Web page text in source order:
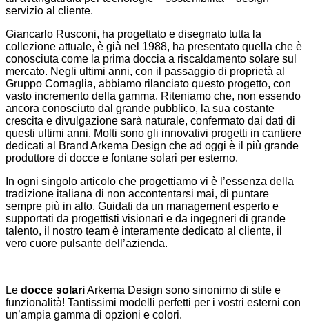
servizio al cliente.
Giancarlo Rusconi, ha progettato e disegnato tutta la
collezione attuale, è già nel 1988, ha presentato quella che è
conosciuta come la prima doccia a riscaldamento solare sul
mercato. Negli ultimi anni, con il passaggio di proprietà al
Gruppo Cornaglia, abbiamo rilanciato questo progetto, con
vasto incremento della gamma. Riteniamo che, non essendo
ancora conosciuto dal grande pubblico, la sua costante
crescita e divulgazione sarà naturale, confermato dai dati di
questi ultimi anni. Molti sono gli innovativi progetti in cantiere
dedicati al Brand Arkema Design che ad oggi è il più grande
produttore di docce e fontane solari per esterno.
In ogni singolo articolo che progettiamo vi è l’essenza della
tradizione italiana di non accontentarsi mai, di puntare
sempre più in alto. Guidati da un management esperto e
supportati da progettisti visionari e da ingegneri di grande
talento, il nostro team è interamente dedicato al cliente, il
vero cuore pulsante dell’azienda.
Le docce solariArkema Design sono sinonimo di stile e
funzionalità! Tantissimi modelli perfetti per i vostri esterni con
un’ampia gamma di opzioni e colori.